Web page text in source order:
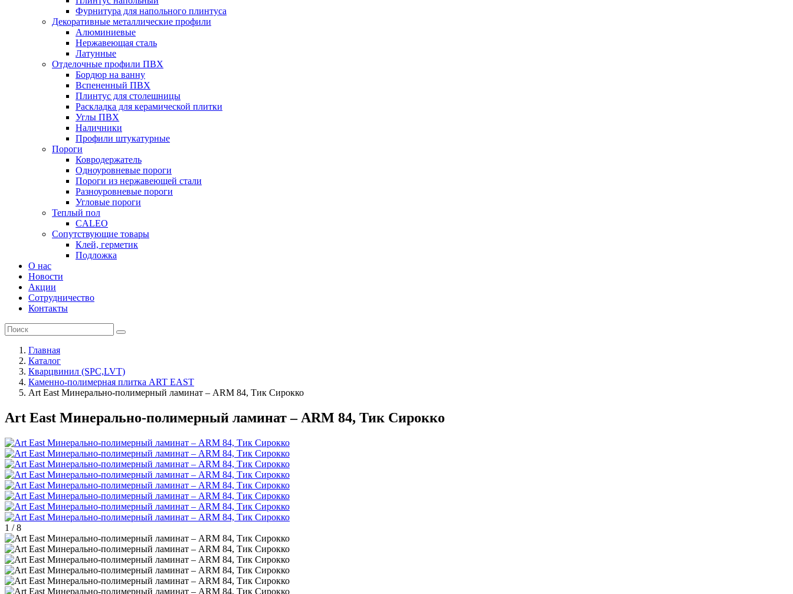
Фурнитура для напольного плинтуса
Декоративные металлические профили
Алюминиевые
Нержавеющая сталь
Латунные
Отделочные профили ПВХ
Бордюр на ванну
Вспененный ПВХ
Плинтус для столешницы
Раскладка для керамической плитки
Углы ПВХ
Наличники
Профили штукатурные
Пороги
Ковродержатель
Одноуровневые пороги
Пороги из нержавеющей стали
Разноуровневые пороги
Угловые пороги
Теплый пол
CALEO
Сопутствующие товары
Клей, герметик
Подложка
О нас
Новости
Акции
Сотрудничество
Контакты
Главная
Каталог
Кварцвинил (SPC,LVT)
Каменно-полимерная плитка ART EAST
Art East Минерально-полимерный ламинат – ARM 84, Тик Сирокко
Art East Минерально-полимерный ламинат – ARM 84, Тик Сирокко
1 /8